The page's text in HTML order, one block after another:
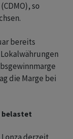
so
bereits
die Marge bei
belastet